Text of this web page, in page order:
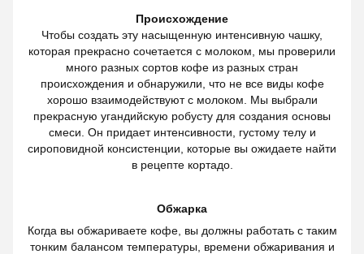
Происхождение
Чтобы создать эту насыщенную интенсивную чашку,
которая прекрасно сочетается с молоком, мы проверили
много разных сортов кофе из разных стран
происхождения и обнаружили, что не все виды кофе
хорошо взаимодействуют с молоком. Мы выбрали
прекрасную угандийскую робусту для создания основы
смеси. Он придает интенсивности, густому телу и
сироповидной консистенции, которые вы ожидаете найти
в рецепте кортадо.
Обжарка
Когда вы обжариваете кофе, вы должны работать с таким
тонким балансом температуры, времени обжаривания и